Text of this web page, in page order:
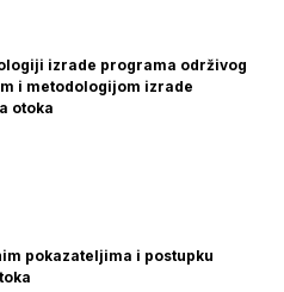
izrade programa održivog
i metodologijom izrade
otoka
pokazateljima i postupku